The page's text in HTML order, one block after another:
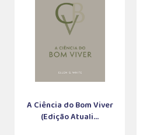
A Ciência do Bom Viver
(Edição Atuali...